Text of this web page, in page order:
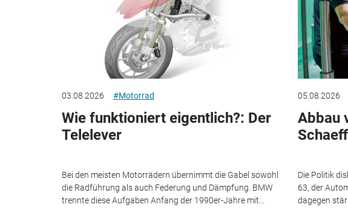
03.08.2026 #Motorrad
Wie funktioniert eigentlich?: Der
Telelever
Bei den meisten Motorrädern übernimmt die Gabel sowohl
die Radführung als auch Federung und Dämpfung. BMW
trennte diese Aufgaben Anfang der 1990er-Jahre mit...
05.08.2026
Abbau
Die Politik
63, der
dagegen